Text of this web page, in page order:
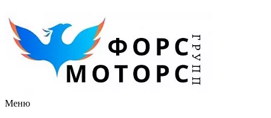
Меню